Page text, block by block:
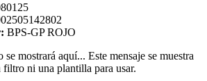
BPS-GP ROJO
mostrará aquí... Este mensaje se muestra
ni una plantilla para usar.